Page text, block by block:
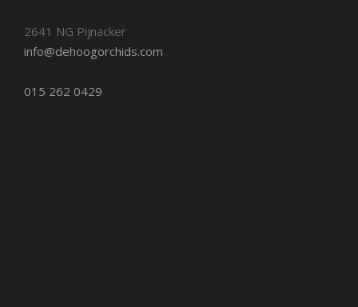
2641 NG Pijnacker
info@dehoogorchids.com
015 262 0429